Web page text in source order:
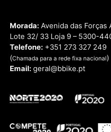
Morada: Avenida das Forças
Lote 32/ 33 Loja 9 – 5300-
Telefone: +351 273 327 249
(Chamada para a rede fixa nacional)
Email: geral@bbike.pt